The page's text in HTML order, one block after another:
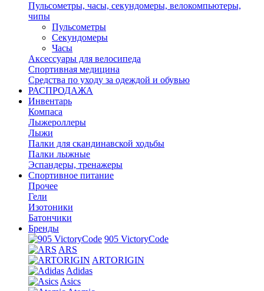
Пульсометры, часы, секундомеры, велокомпьютеры,
чипы
Пульсометры
Секундомеры
Часы
Аксессуары для велосипеда
Спортивная медицина
Средства по уходу за одеждой и обувью
РАСПРОДАЖА
Инвентарь
Компаса
Лыжероллеры
Лыжи
Палки для скандинавской ходьбы
Палки лыжные
Эспандеры, тренажеры
Спортивное питание
Прочее
Гели
Изотоники
Батончики
Бренды
905 VictoryCode
ARS
ARTORIGIN
Adidas
Asics